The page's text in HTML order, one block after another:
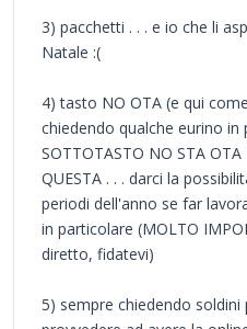
3) pacchetti . . . e io che li
Natale :(
4) tasto NO OTA (e qui
chiedendo qualche eurino
SOTTOTASTO NO STA OTA
QUESTA . . . darci la
periodi dell'anno se far
in particolare (MOLTO
diretto, fidatevi)
5) sempre chiedendo